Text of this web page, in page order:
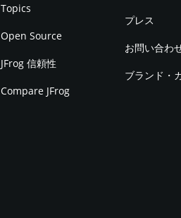
Topics
Open Source
JFrog 信頼性
Compare JFrog
プレス
お問い合わ
ブランド・